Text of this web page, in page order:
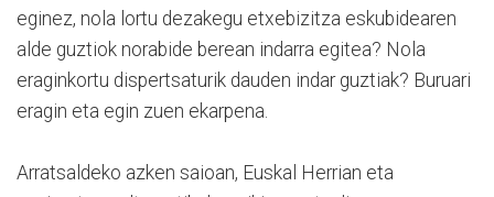
eginez, nola lortu dezakegu etxebizitza eskubidearen
alde guztiok norabide berean indarra egitea? Nola
eraginkortu dispertsaturik dauden indar guztiak? Buruari
eragin eta egin zuen ekarpena.
Arratsaldeko azken saioan, Euskal Herrian eta